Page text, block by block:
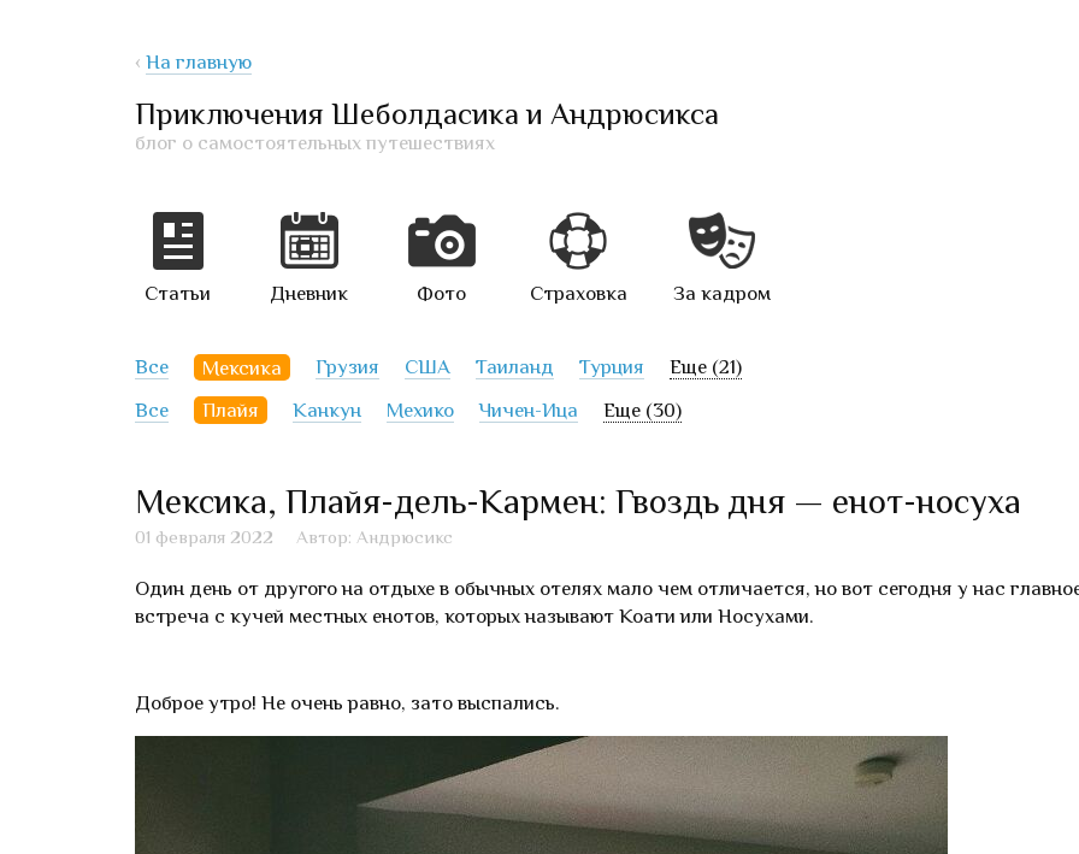
‹ На главную
Приключения Шеболдасика и Андрюсикса
блог о самостоятельных путешествиях
Статьи Дневник Фото Страховка За кадром
Все Мексика Грузия США Таиланд Турция
Еще (21)
Все
Плайя Канкун Мехико Чичен-Ица Еще (30)
Мексика, Плайя-дель-Кармен: Гвоздь дня — енот-носуха
01 февраля 2022 Автор: Андрюсикс
Один день от другого на отдыхе в обычных отелях мало чем отличается, но вот сегодня у нас
встреча с кучей местных енотов, которых называют Коати или Носухами.
Доброе утро! Не очень равно, зато выспались.